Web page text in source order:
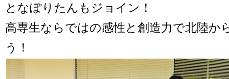
となぽりたんもジョイン！
高専生ならではの感性と創造力で北陸か
う！